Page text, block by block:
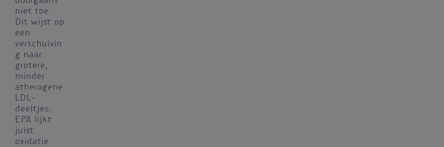
niet toe.
Dit wijst op
een
verschuivin
g naar
grotere,
minder
atherogene
LDL-
deeltjes.
EPA lijkt
juist
oxidatie